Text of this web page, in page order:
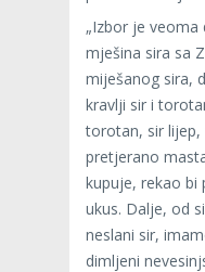
„Izbor je veoma
mješina sira sa
miješanog sira,
kravlji sir i
torotan, sir lijep,
pretjerano
kupuje, rekao bi
ukus. Dalje, od
neslani sir,
dimljeni